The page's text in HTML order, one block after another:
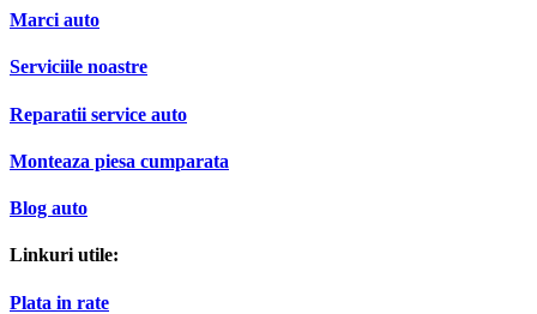
Marci auto
Serviciile noastre
Reparatii service auto
Monteaza piesa cumparata
Blog auto
Linkuri utile:
Plata in rate